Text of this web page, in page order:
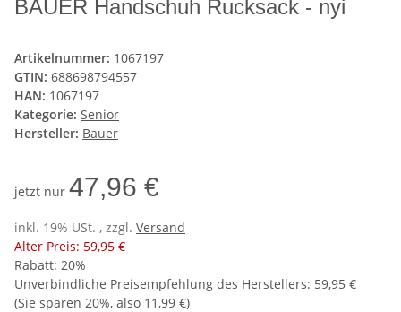
BAUER Handschuh Rucksack - nyi
Artikelnummer: 1067197
GTIN: 688698794557
HAN: 1067197
Kategorie: Senior
Hersteller: Bauer
jetzt nur 47,96 €
inkl. 19% USt. , zzgl. Versand
Alter Preis: 59,95 €
Rabatt: 20%
Unverbindliche Preisempfehlung des Herstellers: 59,95 €
(Sie sparen 20%, also 11,99 €)